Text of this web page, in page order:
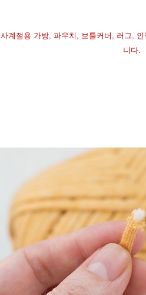
사계절용 가방, 파우치, 보틀커버, 러그,
니다.